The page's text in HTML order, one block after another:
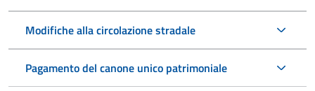
Modifiche alla circolazione stradale
Pagamento del canone unico patrimoniale